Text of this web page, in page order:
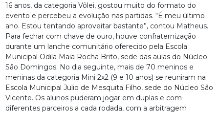
16 anos, da categoria Vôlei, gostou muito do formato do
evento e percebeu a evolução nas partidas. “É meu último
ano. Estou tentando aproveitar bastante”, contou Matheus.
Para fechar com chave de ouro, houve confraternização
durante um lanche comunitário oferecido pela Escola
Municipal Odila Maia Rocha Brito, sede das aulas do Núcleo
São Domingos. No dia seguinte, mais de 70 meninos e
meninas da categoria Mini 2x2 (9 e 10 anos) se reuniram na
Escola Municipal Julio de Mesquita Filho, sede do Núcleo São
Vicente. Os alunos puderam jogar em duplas e com
diferentes parceiros a cada rodada, com a arbitragem